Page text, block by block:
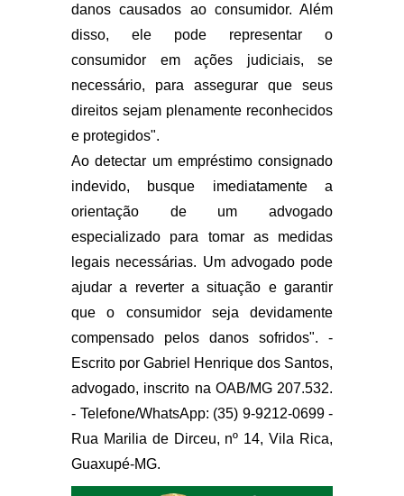
danos causados ao consumidor. Além
disso, ele pode representar o
consumidor em ações judiciais, se
necessário, para assegurar que seus
direitos sejam plenamente reconhecidos
e protegidos".
Ao detectar um empréstimo consignado
indevido, busque imediatamente a
orientação de um advogado
especializado para tomar as medidas
legais necessárias. Um advogado pode
ajudar a reverter a situação e garantir
que o consumidor seja devidamente
compensado pelos danos sofridos". -
Escrito por Gabriel Henrique dos Santos,
advogado, inscrito na OAB/MG 207.532.
- Telefone/WhatsApp: (35) 9-9212-0699 -
Rua Marilia de Dirceu, nº 14, Vila Rica,
Guaxupé-MG.